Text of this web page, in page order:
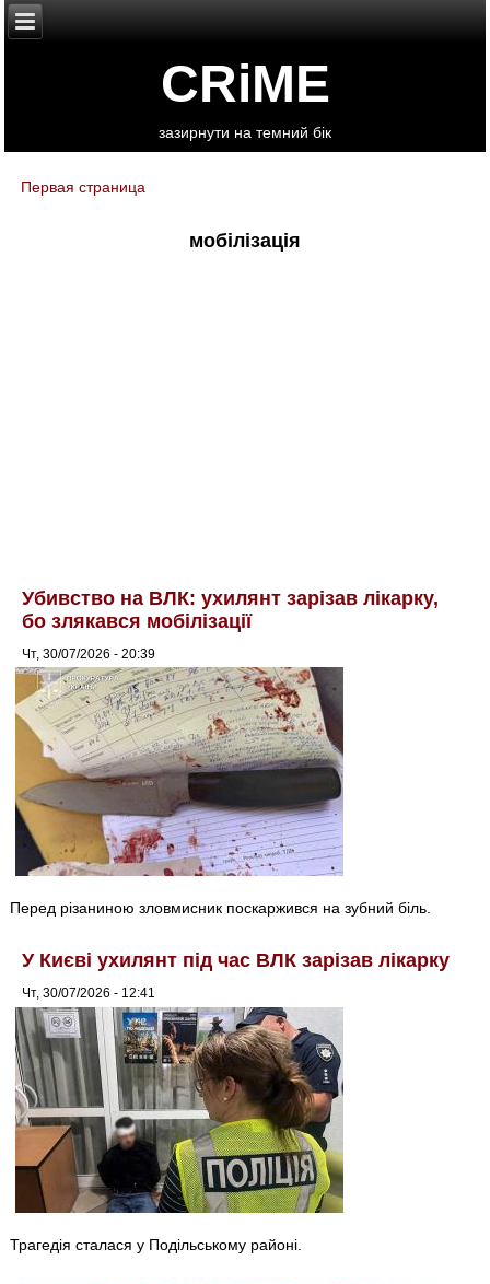
CRiME
зазирнути на темний бік
You are here
Первая страница
мобілізація
Убивство на ВЛК: ухилянт зарізав лікарку,
бо злякався мобілізації
Чт, 30/07/2026 - 20:39
Перед різаниною зловмисник поскаржився на зубний біль.
У Києві ухилянт під час ВЛК зарізав лікарку
Чт, 30/07/2026 - 12:41
Трагедія сталася у Подільському районі.